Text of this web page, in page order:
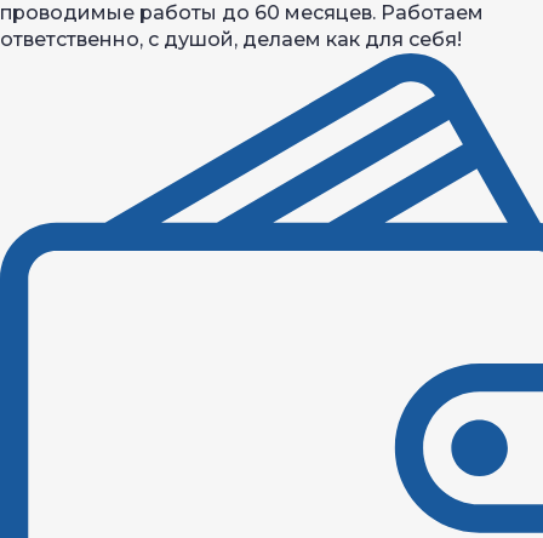
проводимые работы до 60 месяцев. Работаем
ответственно, с душой, делаем как для себя!